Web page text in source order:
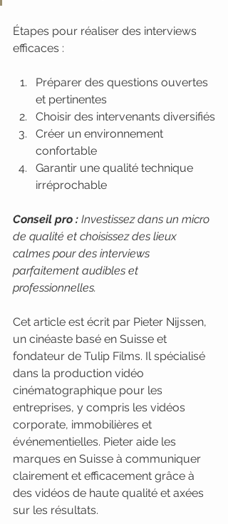
Étapes pour réaliser des interviews
efficaces :
Préparer des questions ouvertes
et pertinentes
Choisir des intervenants diversifiés
Créer un environnement
confortable
Garantir une qualité technique
irréprochable
Conseil pro : Investissez dans un micro
de qualité et choisissez des lieux
calmes pour des interviews
parfaitement audibles et
professionnelles.
Cet article est écrit par Pieter Nijssen,
un cinéaste basé en Suisse et
fondateur de Tulip Films. Il spécialisé
dans la production vidéo
cinématographique pour les
entreprises, y compris les vidéos
corporate, immobilières et
événementielles. Pieter aide les
marques en Suisse à communiquer
clairement et efficacement grâce à
des vidéos de haute qualité et axées
sur les résultats.